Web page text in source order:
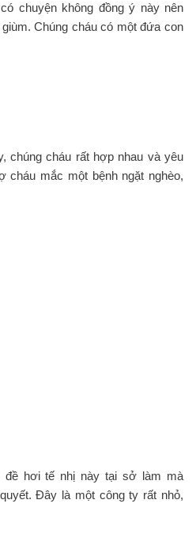
chuyện không đồng ý này nên
Chúng cháu có một đứa con
chúng cháu rất hợp nhau và yêu
cháu mắc một bệnh ngặt nghèo,
đề hơi tế nhị này tại sở làm mà
Đây là một công ty rất nhỏ,